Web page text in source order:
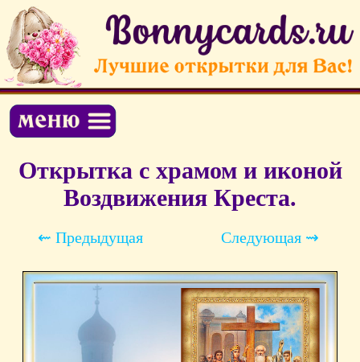
Открытка с храмом и иконой
Воздвижения Креста.
⇜ Предыдущая Следующая ⇝